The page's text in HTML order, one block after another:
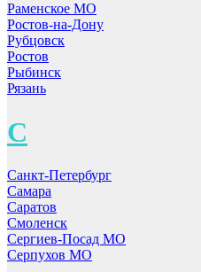
Раменское МО
Ростов-на-Дону
Рубцовск
Ростов
Рыбинск
Рязань
С
Санкт-Петербург
Самара
Саратов
Смоленск
Сергиев-Посад МО
Серпухов МО